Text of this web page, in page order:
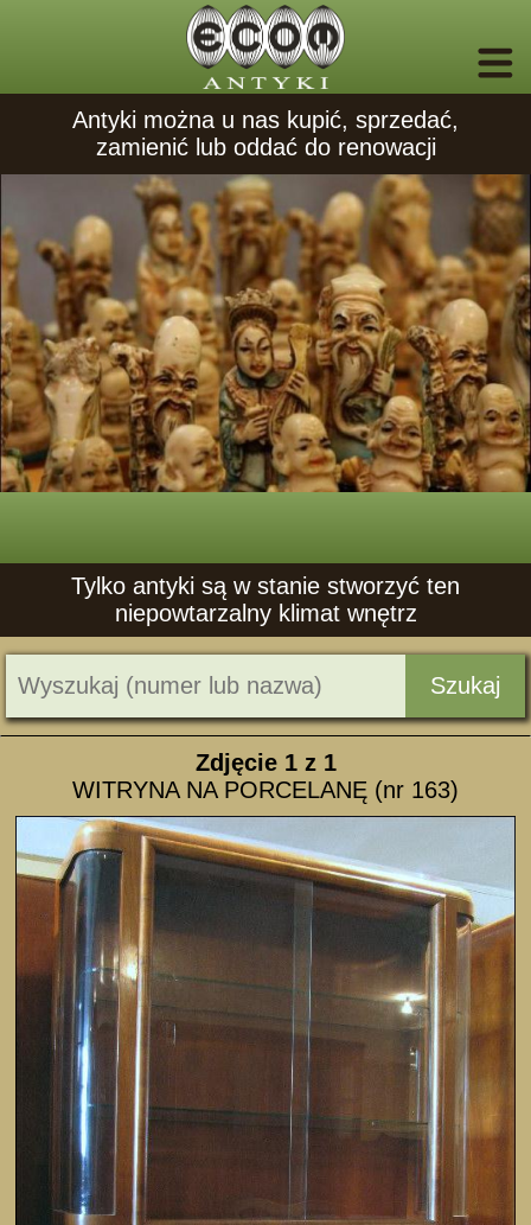
Antyki można u nas kupić, sprzedać,
zamienić lub oddać do renowacji
Tylko antyki są w stanie stworzyć ten
niepowtarzalny klimat wnętrz
Szukaj
Zdjęcie 1z 1
WITRYNA NA PORCELANĘ (nr 163)